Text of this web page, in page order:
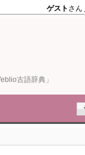
古語辞典」
ゲスト さん